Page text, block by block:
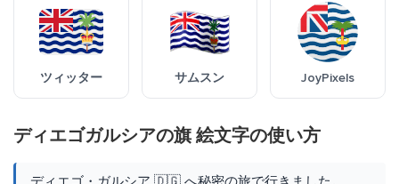
ツィッター サムスン JoyPixels
ディエゴガルシアの旗 絵文字の使い方